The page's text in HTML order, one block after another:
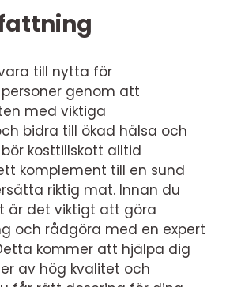
till nytta för
genom att
med viktiga
bidra till ökad hälsa och
kosttillskott alltid
komplement till en sund
riktig mat. Innan du
är det viktigt att göra
och rådgöra med en expert
kommer att hjälpa dig
av hög kvalitet och